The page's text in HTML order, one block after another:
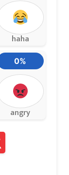
haha
0%
angry